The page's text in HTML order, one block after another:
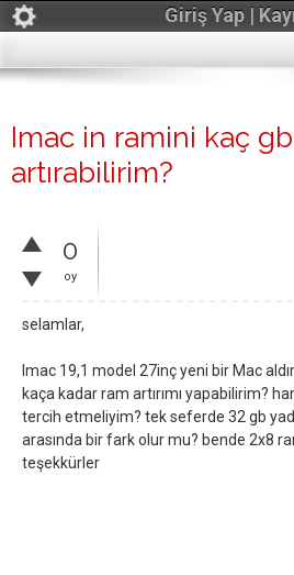
Giriş Yap |
Imac in ramini kaç
artırabilirim?
0
oy
selamlar,
Imac 19,1 model 27inç yeni bir Mac
kaça kadar ram artırımı yapabilirim?
tercih etmeliyim? tek seferde 32 gb
arasında bir fark olur mu? bende 2x8
teşekkürler